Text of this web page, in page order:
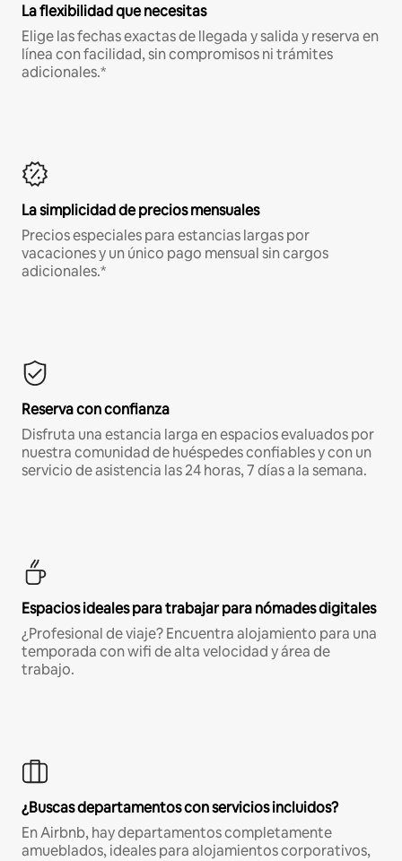
La flexibilidad que necesitas
Elige las fechas exactas de llegada y salida y reserva en
línea con facilidad, sin compromisos ni trámites
adicionales.*
La simplicidad de precios mensuales
Precios especiales para estancias largas por
vacaciones y un único pago mensual sin cargos
adicionales.*
Reserva con confianza
Disfruta una estancia larga en espacios evaluados por
nuestra comunidad de huéspedes confiables y con un
servicio de asistencia las 24 horas, 7 días a la semana.
Espacios ideales para trabajar para nómades digitales
¿Profesional de viaje? Encuentra alojamiento para una
temporada con wifi de alta velocidad y área de
trabajo.
¿Buscas departamentos con servicios incluidos?
En Airbnb, hay departamentos completamente
amueblados, ideales para alojamientos corporativos,